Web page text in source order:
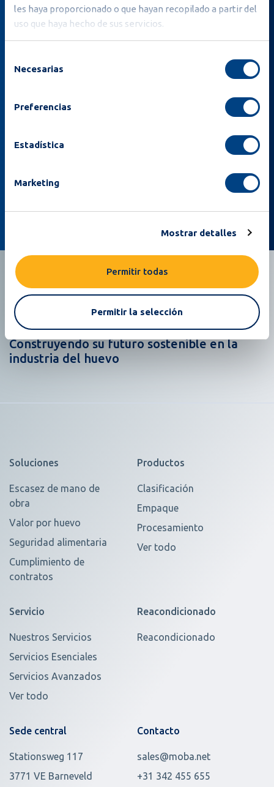
les haya proporcionado o que hayan recopilado a partir del
uso que haya hecho de sus servicios.
Necesarias
Preferencias
Estadística
Marketing
Mostrar detalles
Permitir todas
Permitir la selección
policyy que Moba puede enviarme correos
Construyendo su futuro sostenible en la
industria del huevo
Soluciones
Escasez de mano de
obra
Valor por huevo
Seguridad alimentaria
Cumplimiento de
contratos
Productos
Clasificación
Empaque
Procesamiento
Ver todo
Servicio
Nuestros Servicios
Servicios Esenciales
Servicios Avanzados
Ver todo
Reacondicionado
Reacondicionado
Sede central
Stationsweg 117
3771 VE Barneveld
Contacto
sales@moba.net
+31 342 455 655